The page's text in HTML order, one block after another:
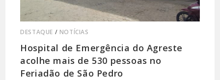
DESTAQUE / NOTÍCIAS
Hospital de Emergência do Agreste
acolhe mais de 530 pessoas no
Feriadão de São Pedro